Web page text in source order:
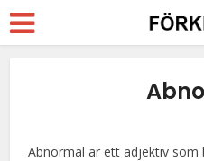
Abnormal är ett adjektiv som